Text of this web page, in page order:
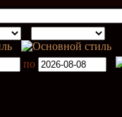
по